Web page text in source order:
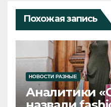
Похожая запись
НОВОСТИ РАЗНЫЕ
Аналитики